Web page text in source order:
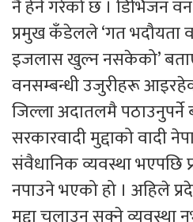
नै हेर्ने गरेको छ । डिभिजन
प्रमुख कँडेलले ‘गत भदौयता
इजलास खुल्न नसकेको’
वनसम्बन्धी उजुरीहरू
जिल्ला अदातलमै पठाउनुपर्ने
सरकारवादी मुद्दाको वादी
संवैधानिक व्यवस्था भएपछि
नपाउने भएको हो । अहिले